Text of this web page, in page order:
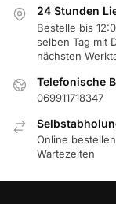
24 Stunden
Bestelle bis
selben Tag mit
nächsten
Telefonische
069911718347
Online
Wartezeiten